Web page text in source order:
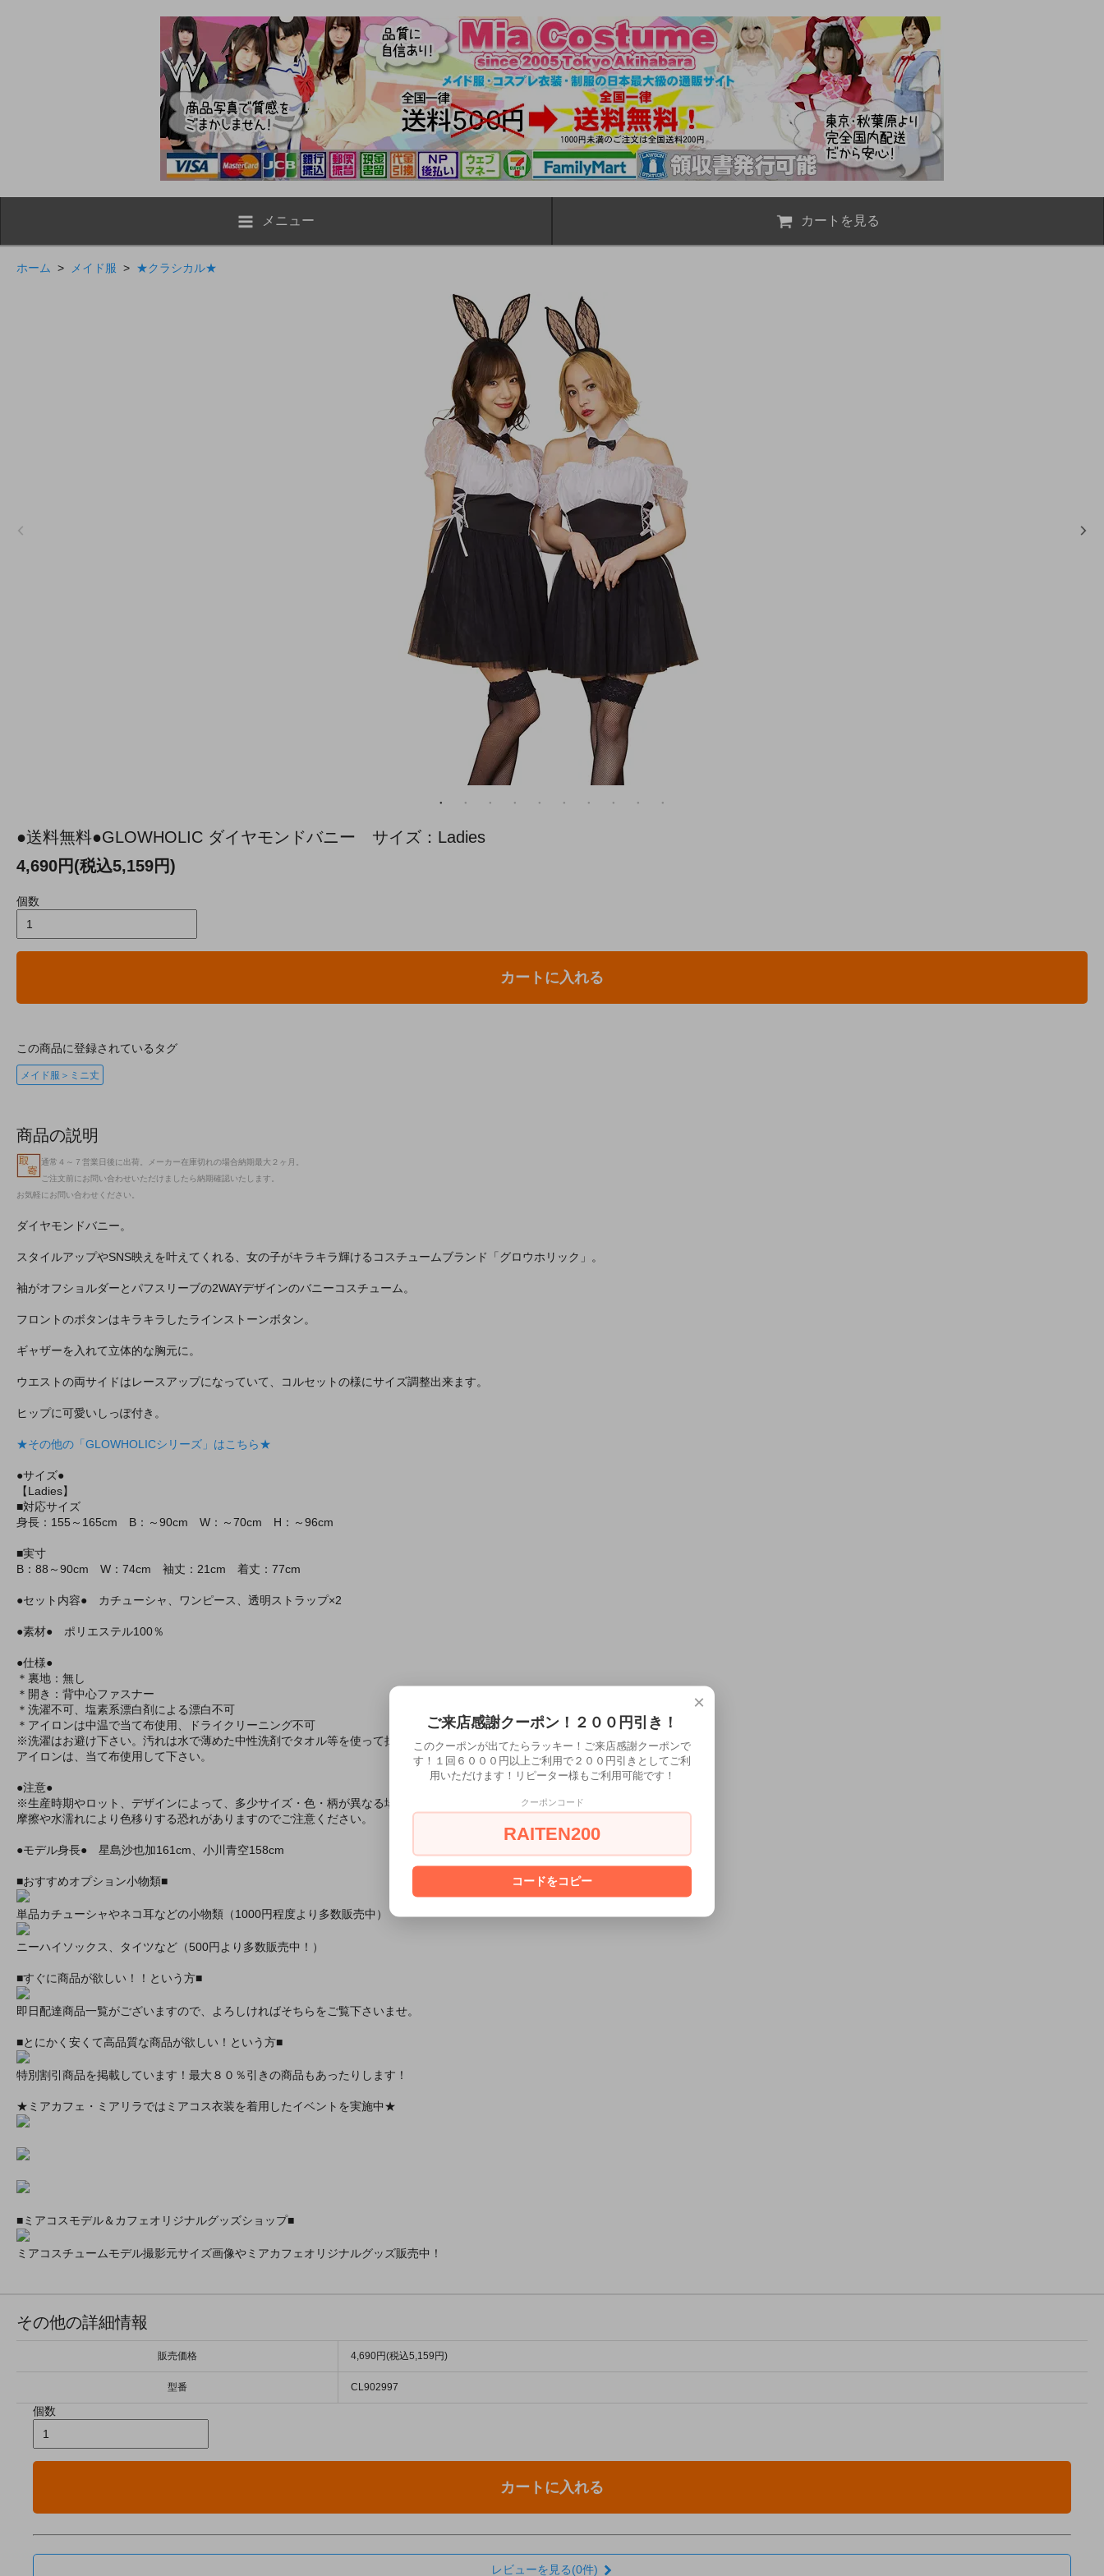
メニュー カートを見る
ホーム > メイド服 > ★クラシカル★
●送料無料●GLOWHOLIC ダイヤモンドバニー サイズ：Ladies
4,690円(税込5,159円)
個数
カートに入れる
この商品に登録されているタグ
メイド服＞ミニ丈
商品の説明
通常４～７営業日後に出荷。メーカー在庫切れの場合納期最大２ヶ月。
ご注文前にお問い合わせいただけましたら納期確認いたします。
お気軽にお問い合わせください。
ダイヤモンドバニー。
スタイルアップやSNS映えを叶えてくれる、女の子がキラキラ輝けるコスチュームブランド「グロウホリック」。
袖がオフショルダーとパフスリーブの2WAYデザインのバニーコスチューム。
フロントのボタンはキラキラしたラインストーンボタン。
ギャザーを入れて立体的な胸元に。
ウエストの両サイドはレースアップになっていて、コルセットの様にサイズ調整出来ます。
ヒップに可愛いしっぽ付き。
★その他の「GLOWHOLICシリーズ」はこちら★
●サイズ●
【Ladies】
■対応サイズ
身長：155～165cm B：～90cm W：～70cm H：～96cm
■実寸
B：88～90cm W：74cm 袖丈：21cm 着丈：77cm
●セット内容● カチューシャ、ワンピース、透明ストラップ×2
●素材● ポリエステル100％
●仕様●
＊裏地：無し
＊開き：背中心ファスナー
＊洗濯不可、塩素系漂白剤による漂白不可
＊アイロンは中温で当て布使用、ドライクリーニング不可
※洗濯はお避け下さい。汚れは水で薄めた中性洗剤でタオル等を使って拭き取って下さい。
アイロンは、当て布使用して下さい。
●注意●
※生産時期やロット、デザインによって、多少サイズ・色・柄が異なる場合があります。
摩擦や水濡れにより色移りする恐れがありますのでご注意ください。
●モデル身長● 星島沙也加161cm、小川青空158cm
■おすすめオプション小物類■
単品カチューシャやネコ耳などの小物類（1000円程度より多数販売中）
ニーハイソックス、タイツなど（500円より多数販売中！）
■すぐに商品が欲しい！！という方■
即日配達商品一覧がございますので、よろしければそちらをご覧下さいませ。
■とにかく安くて高品質な商品が欲しい！という方■
特別割引商品を掲載しています！最大８０％引きの商品もあったりします！
★ミアカフェ・ミアリラではミアコス衣装を着用したイベントを実施中★
■ミアコスモデル＆カフェオリジナルグッズショップ■
ミアコスチュームモデル撮影元サイズ画像やミアカフェオリジナルグッズ販売中！
その他の詳細情報
販売価格 4,690円(税込5,159円)
型番 CL902997
個数
カートに入れる
レビューを見る(0件)
×
ご来店感謝クーポン！２００円引き！
このクーポンが出てたらラッキー！ご来店感謝クーポンで
す！１回６０００円以上ご利用で２００円引きとしてご利
用いただけます！リピーター様もご利用可能です！
クーポンコード
RAITEN200
コードをコピー